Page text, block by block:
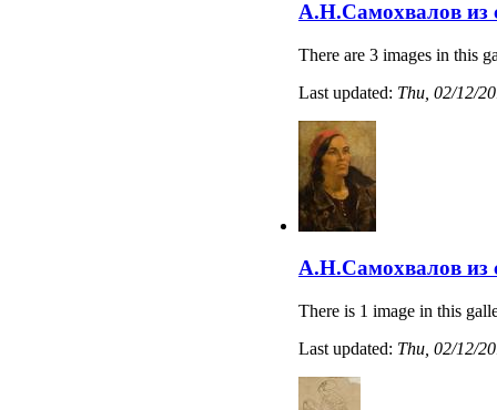
А.Н.Самохвалов
There are 3 images in this
Last updated: Thu, 02/12/
А.Н.Самохвалов
There is 1 image in this
Last updated: Thu, 02/12/